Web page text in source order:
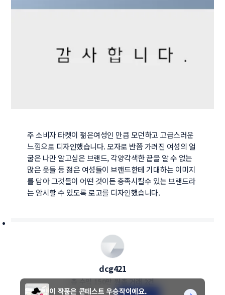
주 소비자 타켓이 젊은여성인 만큼 모던하고 고급스러운
느낌으로 디자인했습니다. 모자로 반쯤 가려진 여성의 얼
굴은 나만 알고싶은 브랜드, 각양각색한 끝을 알 수 없는
많은 옷들 등 젊은 여성들이 브랜드한테 기대하는 이미지
를 담아 그것들이 어떤 것이든 충족시킬수 있는 브랜드라
는 암시할 수 있도록 로고를 디자인했습니다.
dcg421
총 수익 150만 원총 거래 2건
이 작품은 콘테스트 우승작이에요.